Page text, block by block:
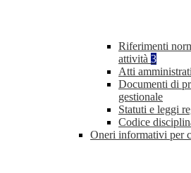
Riferimenti
attività 3
Atti
Documenti di
gestionale
Statuti e leggi
Codice
Oneri informativi per